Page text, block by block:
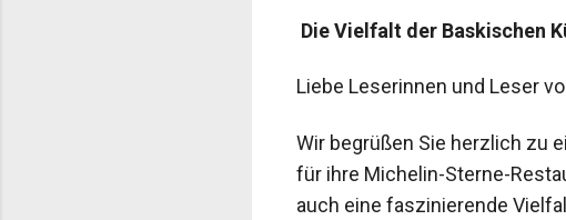
Die Vielfalt der Baskischen
Liebe Leserinnen und Leser
Wir begrüßen Sie herzlich zu
für ihre Michelin-Sterne-
auch eine faszinierende